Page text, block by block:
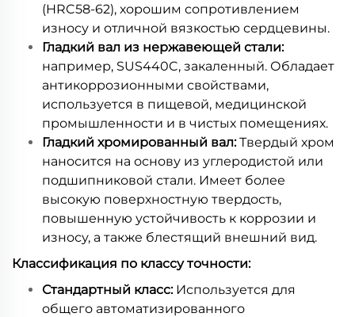
(HRC58-62), хорошим сопротивлением
износу и отличной вязкостью сердцевины.
Гладкий вал из нержавеющей стали:
например, SUS440C, закаленный. Обладает
антикоррозионными свойствами,
используется в пищевой, медицинской
промышленности и в чистых помещениях.
Гладкий хромированный вал:Твердый хром
наносится на основу из углеродистой или
подшипниковой стали. Имеет более
высокую поверхностную твердость,
повышенную устойчивость к коррозии и
износу, а также блестящий внешний вид.
Классификация по классу точности:
Стандартный класс: Используется для
общего автоматизированного